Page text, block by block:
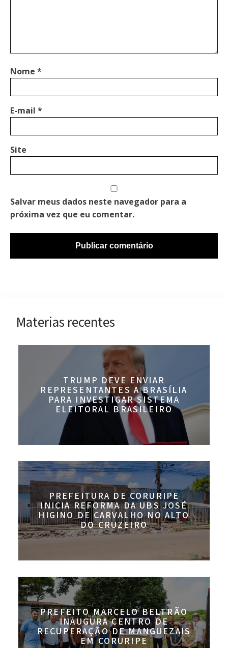
Nome *
E-mail *
Site
Salvar meus dados neste navegador para a
próxima vez que eu comentar.
Materias recentes
TRUMP DEVE ENVIAR
REPRESENTANTES A BRASÍLIA
PARA INVESTIGAR SISTEMA
ELEITORAL BRASILEIRO
PREFEITURA DE CORURIPE
INICIA REFORMA DA UBS JOSÉ
HIGINO DE CARVALHO NO ALTO
DO CRUZEIRO
PREFEITO MARCELO BELTRÃO
INAUGURA CENTRO DE
RECUPERAÇÃO DE MANGUEZAIS
EM CORURIPE